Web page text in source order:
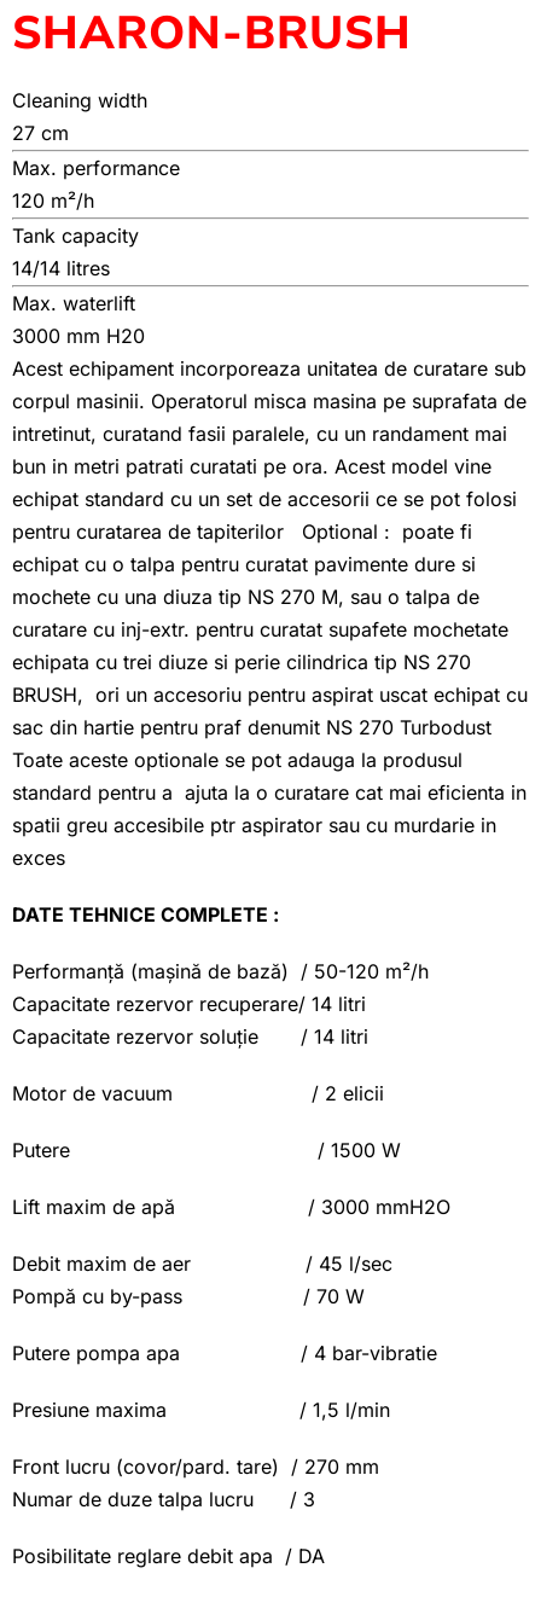
SHARON-BRUSH
Cleaning width
27 cm
Max. performance
120 m²/h
Tank capacity
14/14 litres
Max. waterlift
3000 mm H20
Acest echipament incorporeaza unitatea de curatare sub
corpul masinii. Operatorul misca masina pe suprafata de
intretinut, curatand fasii paralele, cu un randament mai
bun in metri patrati curatati pe ora. Acest model vine
echipat standard cu un set de accesorii ce se pot folosi
pentru curatarea de tapiterilor Optional : poate fi
echipat cu o talpa pentru curatat pavimente dure si
mochete cu una diuza tip NS 270 M, sau o talpa de
curatare cu inj-extr. pentru curatat supafete mochetate
echipata cu trei diuze si perie cilindrica tip NS 270
BRUSH, ori un accesoriu pentru aspirat uscat echipat cu
sac din hartie pentru praf denumit NS 270 Turbodust
Toate aceste optionale se pot adauga la produsul
standard pentru a ajuta la o curatare cat mai eficienta in
spatii greu accesibile ptr aspirator sau cu murdarie in
exces
DATE TEHNICE COMPLETE :
Performanță (mașină de bază) / 50-120 m²/h
Capacitate rezervor recuperare/ 14 litri
Capacitate rezervor soluție / 14 litri
Motor de vacuum / 2 elicii
Putere / 1500 W
Lift maxim de apă / 3000 mmH2O
Debit maxim de aer / 45 l/sec
Pompă cu by-pass / 70 W
Putere pompa apa / 4 bar-vibratie
Presiune maxima / 1,5 l/min
Front lucru (covor/pard. tare) / 270 mm
Numar de duze talpa lucru / 3
Posibilitate reglare debit apa / DA